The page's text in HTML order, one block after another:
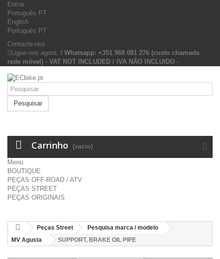
Entrar
Português PT
English
Português PT
Contacte-nos
Ligue-nos agora: / Whatsapp: +351 968 081 276 (custo chamada
rede móvel) - VAT NOT INCLUDED / IVA NÃO INCLUIDO -
Pesquisar
Carrinho (vazio)
Menu
BOUTIQUE
PEÇAS OFF-ROAD / ATV
PEÇAS STREET
PEÇAS ORIGINAIS
Peças Street
Pesquisa marca / modelo
MV Agusta
SUPPORT, BRAKE OIL PIPE